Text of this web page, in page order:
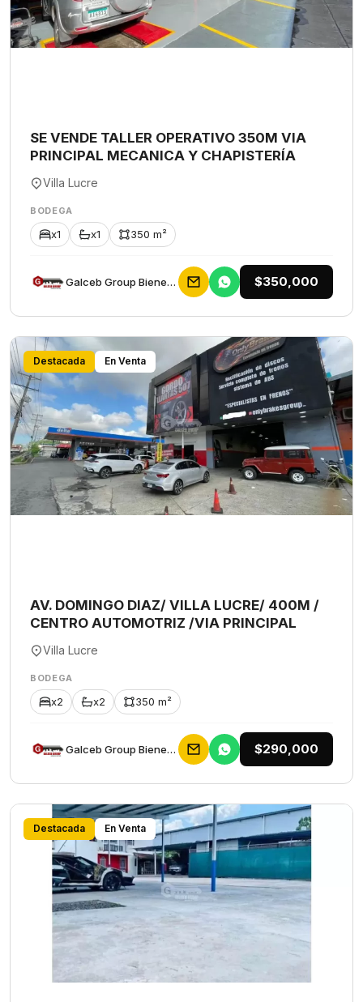
SE VENDE TALLER OPERATIVO 350M VIA
PRINCIPAL MECANICA Y CHAPISTERÍA
Villa Lucre
BODEGA
x1 x1 350 m²
Galceb Group Bienes Raices $350,000
Destacada En Venta
AV. DOMINGO DIAZ/ VILLA LUCRE/ 400M /
CENTRO AUTOMOTRIZ /VIA PRINCIPAL
Villa Lucre
BODEGA
x2 x2 350 m²
Galceb Group Bienes Raices $290,000
Destacada En Venta